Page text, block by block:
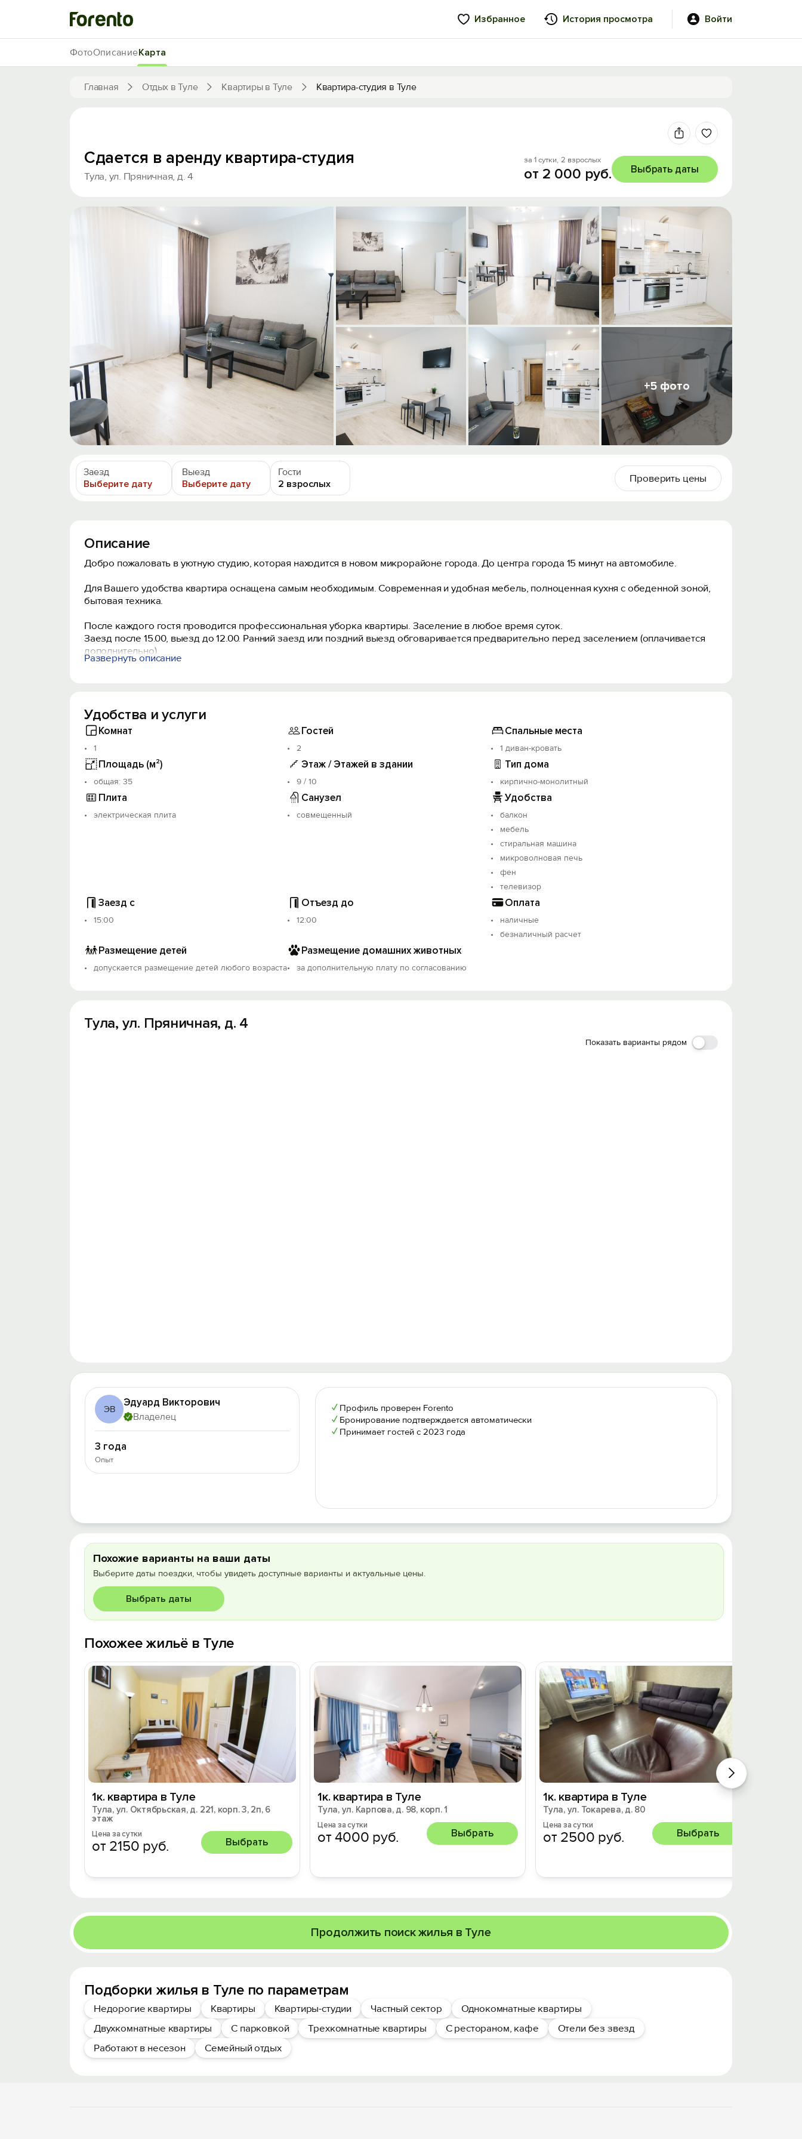
Избранное История просмотра Войти
Главная Отдых в Туле Квартиры в Туле Квартира-студия в Туле
ФотоОписаниеКарта
+5 фото
Сдается в аренду квартира-студия
Тула, ул. Пряничная, д. 4
за 1 сутки, 2 взрослых
от 2 000 руб. Выбрать даты
Заезд
Выберите дату
Выезд
Выберите дату
Гости
2 взрослых
Проверить цены
Описание
Добро пожаловать в уютную студию, которая находится в новом микрорайоне города. До центра города 15 минут на автомобиле.
Для Вашего удобства квартира оснащена самым необходимым. Современная и удобная мебель, полноценная кухня с обеденной зоной,
бытовая техника.
После каждого гостя проводится профессиональная уборка квартиры. Заселение в любое время суток.
Заезд после 15.00, выезд до 12.00. Ранний заезд или поздний выезд обговаривается предварительно перед заселением (оплачивается
дополнительно).
Запрещено проводить различные мероприятия и курить в квартире.
При заселении иметь при себе паспорт (это необходимо для того, чтобы проконтролировать сохранность имущества в квартире. Запрос
регламентируется правилами оказания услуг в целях общественной безопасности.
Будем рады Вас видеть!
Развернуть описание
Удобства и услуги
Комнат
1
Гостей
2
Спальные места
1 диван-кровать
Площадь (м²)
oбщая: 35
Этаж / Этажей в здании
9 / 10
Тип дома
кирпично-монолитный
Плита
электрическая плита
Санузел
совмещенный
Удобства
балкон
мебель
стиральная машина
микроволновая печь
фен
телевизор
Заезд с
15:00
Отъезд до
12:00
Оплата
наличные
безналичный расчет
Размещение детей
допускается размещение детей любого возраста
Размещение домашних животных
за дополнительную плату по согласованию
Тула, ул. Пряничная, д. 4
Показать варианты рядом
ЭВ
Эдуард Викторович
Владелец
3 года
Опыт
✓ Профиль проверен Forento
✓ Бронирование подтверждается автоматически
✓ Принимает гостей с 2023 года
Похожие варианты на ваши даты
Выберите даты поездки, чтобы увидеть доступные варианты и актуальные цены.
Выбрать даты
Похожее жильё в Туле
1к. квартира в Туле
Тула, ул. Октябрьская, д. 221, корп. 3, 2п, 6
этаж
Цена за сутки
от 2150 руб. Выбрать
1к. квартира в Туле
Тула, ул. Карпова, д. 98, корп. 1
Цена за сутки
от 4000 руб. Выбрать
1к. квартира в Туле
Тула, ул. Токарева, д. 80
Цена за сутки
от 2500 руб. Выбрать
Продолжить поиск жилья в Туле
Подборки жилья в Туле по параметрам
Недорогие квартиры Квартиры Квартиры-студии Частный сектор
Однокомнатные квартиры
Двухкомнатные квартиры
С парковкой Трехкомнатные квартиры С рестораном, кафе
Отели без звезд
Работают в несезон
Семейный отдых